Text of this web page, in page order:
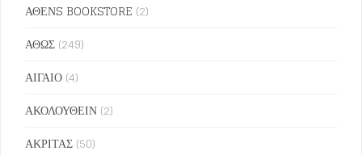
ΑΘΕΝS BOOKSTORE (2)
ΑΘΩΣ (249)
ΑΙΓΑΙΟ (4)
ΑΚΟΛΟΥΘΕΙΝ (2)
ΑΚΡΙΤΑΣ (50)